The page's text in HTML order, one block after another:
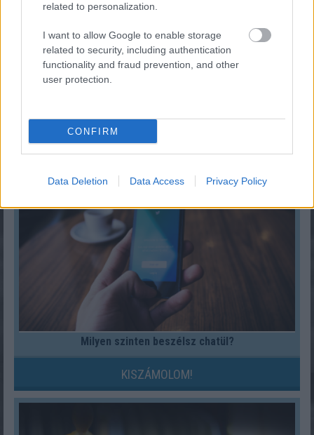
related to personalization.
I want to allow Google to enable storage
related to security, including authentication
functionality and fraud prevention, and other
user protection.
CONFIRM
Data Deletion Data Access Privacy Policy
És ezeket kiszámoltad már?
Milyen szinten beszélsz chatül?
KISZÁMOLOM!